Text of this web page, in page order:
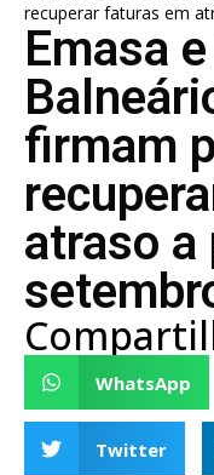
recuperar faturas em
Emasa
firmam
atraso a
WhatsApp
Twitter